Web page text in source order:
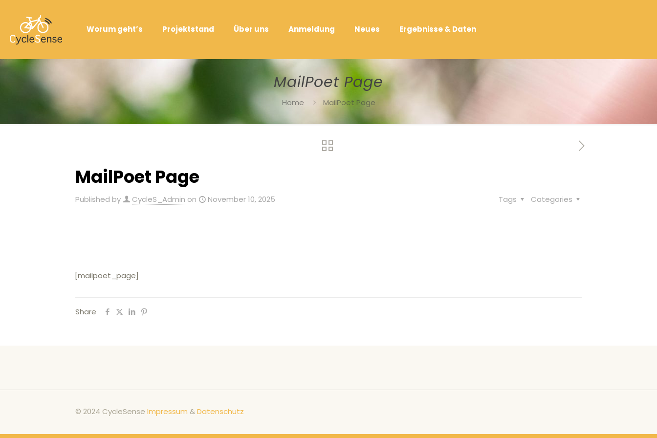
Worum geht’s Projektstand Über uns Anmeldung Neues Ergebnisse & Daten
MailPoet Page
Home MailPoet Page
MailPoet Page
Published by CycleS_Admin on November 10, 2025 Categories
Tags
[mailpoet_page]
Share
© 2024 CycleSense Impressum &Datenschutz